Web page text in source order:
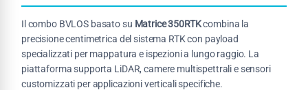
Il combo BVLOS basato su Matrice 350RTKcombina la
precisione centimetrica del sistema RTK con payload
specializzati per mappatura e ispezioni a lungo raggio. La
piattaforma supporta LiDAR, camere multispettrali e sensori
customizzati per applicazioni verticali specifiche.